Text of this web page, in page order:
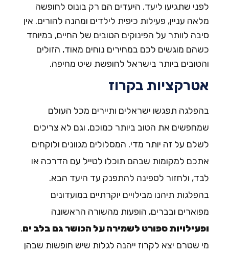
שתגיעו ליעד. היעדים הם רק בונוס לחופשה
עניין, פעילות כיפית לילדים ומהנה להורים. אין
לוותר על הפינוקים הטובים של החיים, במיוחד
מוגשים לכם במחירים נוחים מאוד, הזולים
ביותר בישראל לחופשת שיט מחיפה.
בקרוז
תפגשו ישראלים ותיירים מכל העולם
את הטוב ביותר כמוכם, וגם לא צריכים
על זה יותר מדי. המסלולים מגוונים ולוקחים
למקומות שבהם תוכלו לטייל עם הדרכה או
ולחזור לספינה להתפנק עד היעד הבא.
תיהנו מבילויים יוקרתייםבמועדונים
ובברים, הופעות מהשורה הראשונה
ספורט לשמירה על הכושר גם בלב ים.
שטרם יצא לקרוז ייהנה לגלות שיש חופשות שבהן